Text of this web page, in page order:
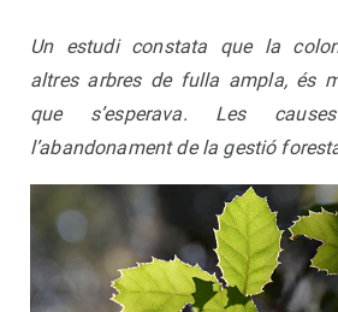
Un estudi constata que la
altres arbres de fulla ampla, és
que s’esperava. Les
l’abandonament de la gestió